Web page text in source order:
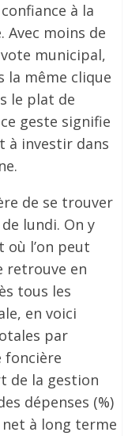
à la
moins de
municipal,
la même clique
le plat de
geste signifie
à investir dans
de se trouver
lundi. On y
l’on peut
retrouve en
tous les
en voici
par
foncière
de la gestion
dépenses (%)
à long terme